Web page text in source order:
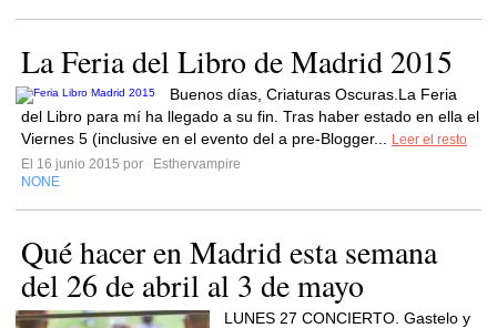
La Feria del Libro de Madrid 2015
Buenos días, Criaturas Oscuras.La Feria
del Libro para mí ha llegado a su fin. Tras haber estado en ella el
Viernes 5 (inclusive en el evento del a pre-Blogger...
Leer el resto
El 16 junio 2015 por
Esthervampire
NONE
Qué hacer en Madrid esta semana
del 26 de abril al 3 de mayo
LUNES 27 CONCIERTO. Gastelo y